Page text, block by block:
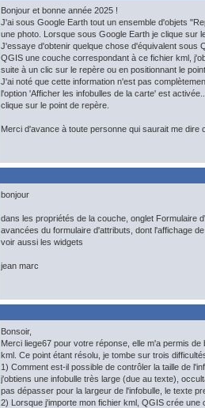
Bonjour et bonne année 2025 !
J'ai sous Google Earth tout un ensemble d'objets
une photo. Lorsque sous Google Earth je clique sur
J'essaye d'obtenir quelque chose d'équivalent sous
QGIS une couche correspondant à ce fichier kml,
suite à un clic sur le repère ou en positionnant le
J'ai noté que cette information n'est pas
l'option 'Afficher les infobulles de la carte' est
clique sur le point de repère.
Merci d'avance à toute personne qui saurait me dire
bonjour
dans les propriétés de la couche, onglet Formulaire
avancées du formulaire d'attributs, dont l'affichage
voir aussi les widgets
jean marc
Bonsoir,
Merci liege67 pour votre réponse, elle m'a permis
kml. Ce point étant résolu, je tombe sur trois
1) Comment est-il possible de contrôler la taille de
j'obtiens une infobulle très large (due au texte),
pas dépasser pour la largeur de l'infobulle, le texte
2) Lorsque j'importe mon fichier kml, QGIS crée